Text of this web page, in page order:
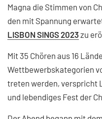
Magna die Stimmen von
den mit Spannung
LISBON SINGS 2023zu
Mit 35 Chören aus 16
Wettbewerbskategorien
treten werden, verspricht
und lebendiges Fest der